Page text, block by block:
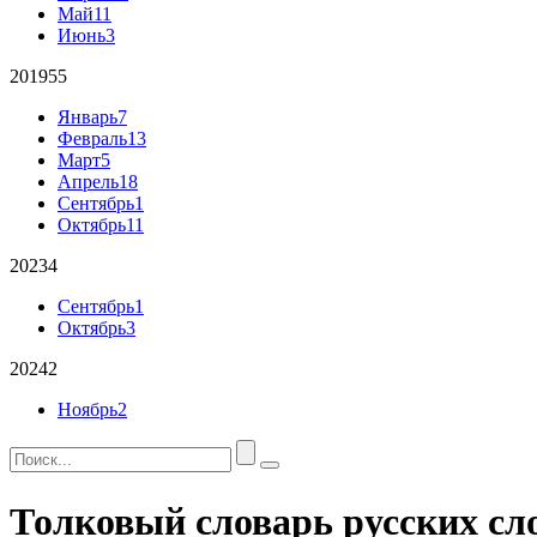
Май11
Июнь3
201955
Январь7
Февраль13
Март5
Апрель18
Сентябрь1
Октябрь11
20234
Сентябрь1
Октябрь3
20242
Ноябрь2
Толковый словарь русских